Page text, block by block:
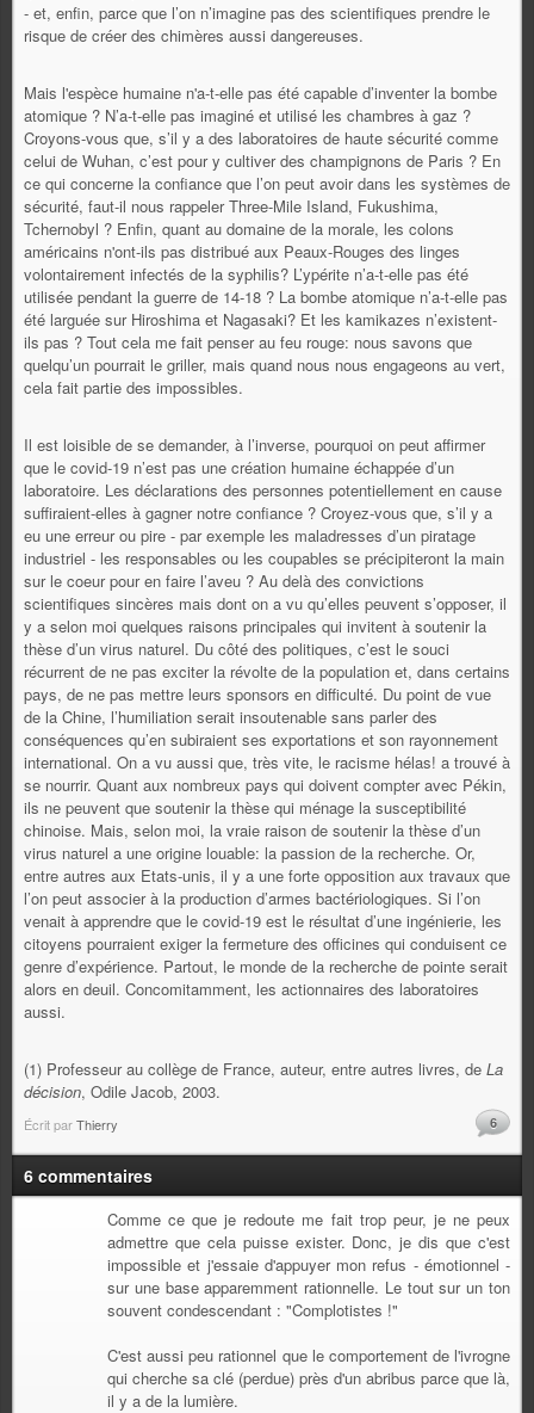
- et, enfin, parce que l’on n’imagine pas des scientifiques prendre le
risque de créer des chimères aussi dangereuses.
Mais l'espèce humaine n'a-t-elle pas été capable d’inventer la bombe
atomique ? N’a-t-elle pas imaginé et utilisé les chambres à gaz ?
Croyons-vous que, s’il y a des laboratoires de haute sécurité comme
celui de Wuhan, c’est pour y cultiver des champignons de Paris ? En
ce qui concerne la confiance que l’on peut avoir dans les systèmes de
sécurité, faut-il nous rappeler Three-Mile Island, Fukushima,
Tchernobyl ? Enfin, quant au domaine de la morale, les colons
américains n'ont-ils pas distribué aux Peaux-Rouges des linges
volontairement infectés de la syphilis? L’ypérite n’a-t-elle pas été
utilisée pendant la guerre de 14-18 ? La bombe atomique n’a-t-elle pas
été larguée sur Hiroshima et Nagasaki? Et les kamikazes n’existent-
ils pas ? Tout cela me fait penser au feu rouge: nous savons que
quelqu’un pourrait le griller, mais quand nous nous engageons au vert,
cela fait partie des impossibles.
Il est loisible de se demander, à l’inverse, pourquoi on peut affirmer
que le covid-19 n’est pas une création humaine échappée d’un
laboratoire. Les déclarations des personnes potentiellement en cause
suffiraient-elles à gagner notre confiance ? Croyez-vous que, s’il y a
eu une erreur ou pire - par exemple les maladresses d’un piratage
industriel - les responsables ou les coupables se précipiteront la main
sur le coeur pour en faire l’aveu ? Au delà des convictions
scientifiques sincères mais dont on a vu qu’elles peuvent s’opposer, il
y a selon moi quelques raisons principales qui invitent à soutenir la
thèse d’un virus naturel. Du côté des politiques, c’est le souci
récurrent de ne pas exciter la révolte de la population et, dans certains
pays, de ne pas mettre leurs sponsors en difficulté. Du point de vue
de la Chine, l’humiliation serait insoutenable sans parler des
conséquences qu’en subiraient ses exportations et son rayonnement
international. On a vu aussi que, très vite, le racisme hélas! a trouvé à
se nourrir. Quant aux nombreux pays qui doivent compter avec Pékin,
ils ne peuvent que soutenir la thèse qui ménage la susceptibilité
chinoise. Mais, selon moi, la vraie raison de soutenir la thèse d’un
virus naturel a une origine louable: la passion de la recherche. Or,
entre autres aux Etats-unis, il y a une forte opposition aux travaux que
l’on peut associer à la production d’armes bactériologiques. Si l’on
venait à apprendre que le covid-19 est le résultat d’une ingénierie, les
citoyens pourraient exiger la fermeture des officines qui conduisent ce
genre d’expérience. Partout, le monde de la recherche de pointe serait
alors en deuil. Concomitamment, les actionnaires des laboratoires
aussi.
(1) Professeur au collège de France, auteur, entre autres livres, de La
décision, Odile Jacob, 2003.
Écrit parThierry 6
6 commentaires
Comme ce que je redoute me fait trop peur, je ne peux
admettre que cela puisse exister. Donc, je dis que c'est
impossible et j'essaie d'appuyer mon refus - émotionnel -
sur une base apparemment rationnelle. Le tout sur un ton
souvent condescendant : "Complotistes !"
C'est aussi peu rationnel que le comportement de l'ivrogne
qui cherche sa clé (perdue) près d'un abribus parce que là,
il y a de la lumière.